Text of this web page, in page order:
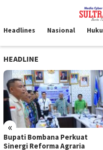
kontenMobile
Headlines Nasional
HEADLINE
«
Bupati Bombana Perkuat
Sinergi Reforma Agraria